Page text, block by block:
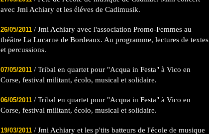
avec Jmi Achiary et les éléves de Cadimusik.
26/05/2011/ Jmi Achiary avec l'association Promo-Femmes au
théâtre La Lucarne de Bordeaux. Au programme, lectures de textes
et percussions.
07/05/2011/ Tribal en quartet pour "Acqua in Festa" à Vico en
Corse, festival militant, écolo, musical et solidaire.
06/05/2011/ Tribal en quartet pour "Acqua in Festa" à Vico en
Corse, festival militant, écolo, musical et solidaire.
19/03/2011/ Jmi Achiary et les p'tits batteurs de l'école de musique